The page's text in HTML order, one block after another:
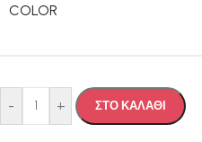
COLOR
- + ΣΤΟ ΚΑΛΑΘΙ